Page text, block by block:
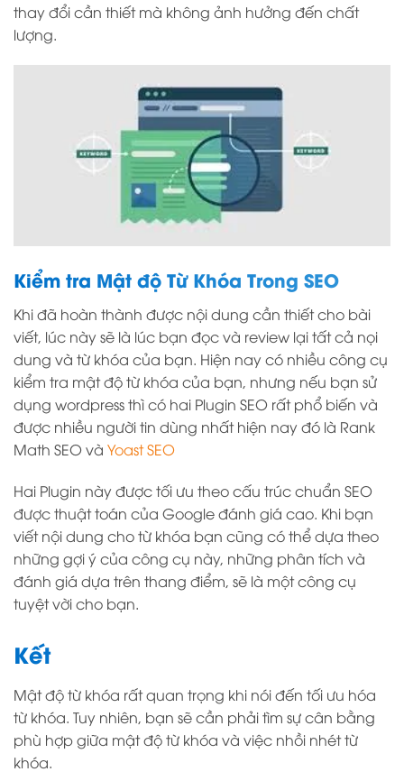
thay đổi cần thiết mà không ảnh hưởng đến chất
lượng.
Kiểm tra Mật độ Từ Khóa Trong SEO
Khi đã hoàn thành được nội dung cần thiết cho bài
viết, lúc này sẽ là lúc bạn đọc và review lại tất cả nọi
dung và từ khóa của bạn. Hiện nay có nhiều công cụ
kiểm tra mật độ từ khóa của bạn, nhưng nếu bạn sử
dụng wordpress thì có hai Plugin SEO rất phổ biến và
được nhiều người tin dùng nhất hiện nay đó là Rank
Math SEO và Yoast SEO
Hai Plugin này được tối ưu theo cấu trúc chuẩn SEO
được thuật toán của Google đánh giá cao. Khi bạn
viết nội dung cho từ khóa bạn cũng có thể dựa theo
những gợi ý của công cụ này, những phân tích và
đánh giá dựa trên thang điểm, sẽ là một công cụ
tuyệt vời cho bạn.
Kết
Mật độ từ khóa rất quan trọng khi nói đến tối ưu hóa
từ khóa. Tuy nhiên, bạn sẽ cần phải tìm sự cân bằng
phù hợp giữa mật độ từ khóa và việc nhồi nhét từ
khóa.